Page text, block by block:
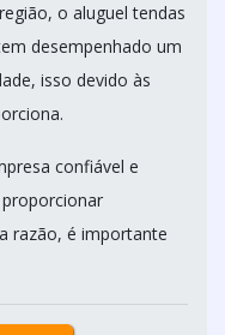
o aluguel tendas
desempenhado um
isso devido às
confiável e
razão, é importante